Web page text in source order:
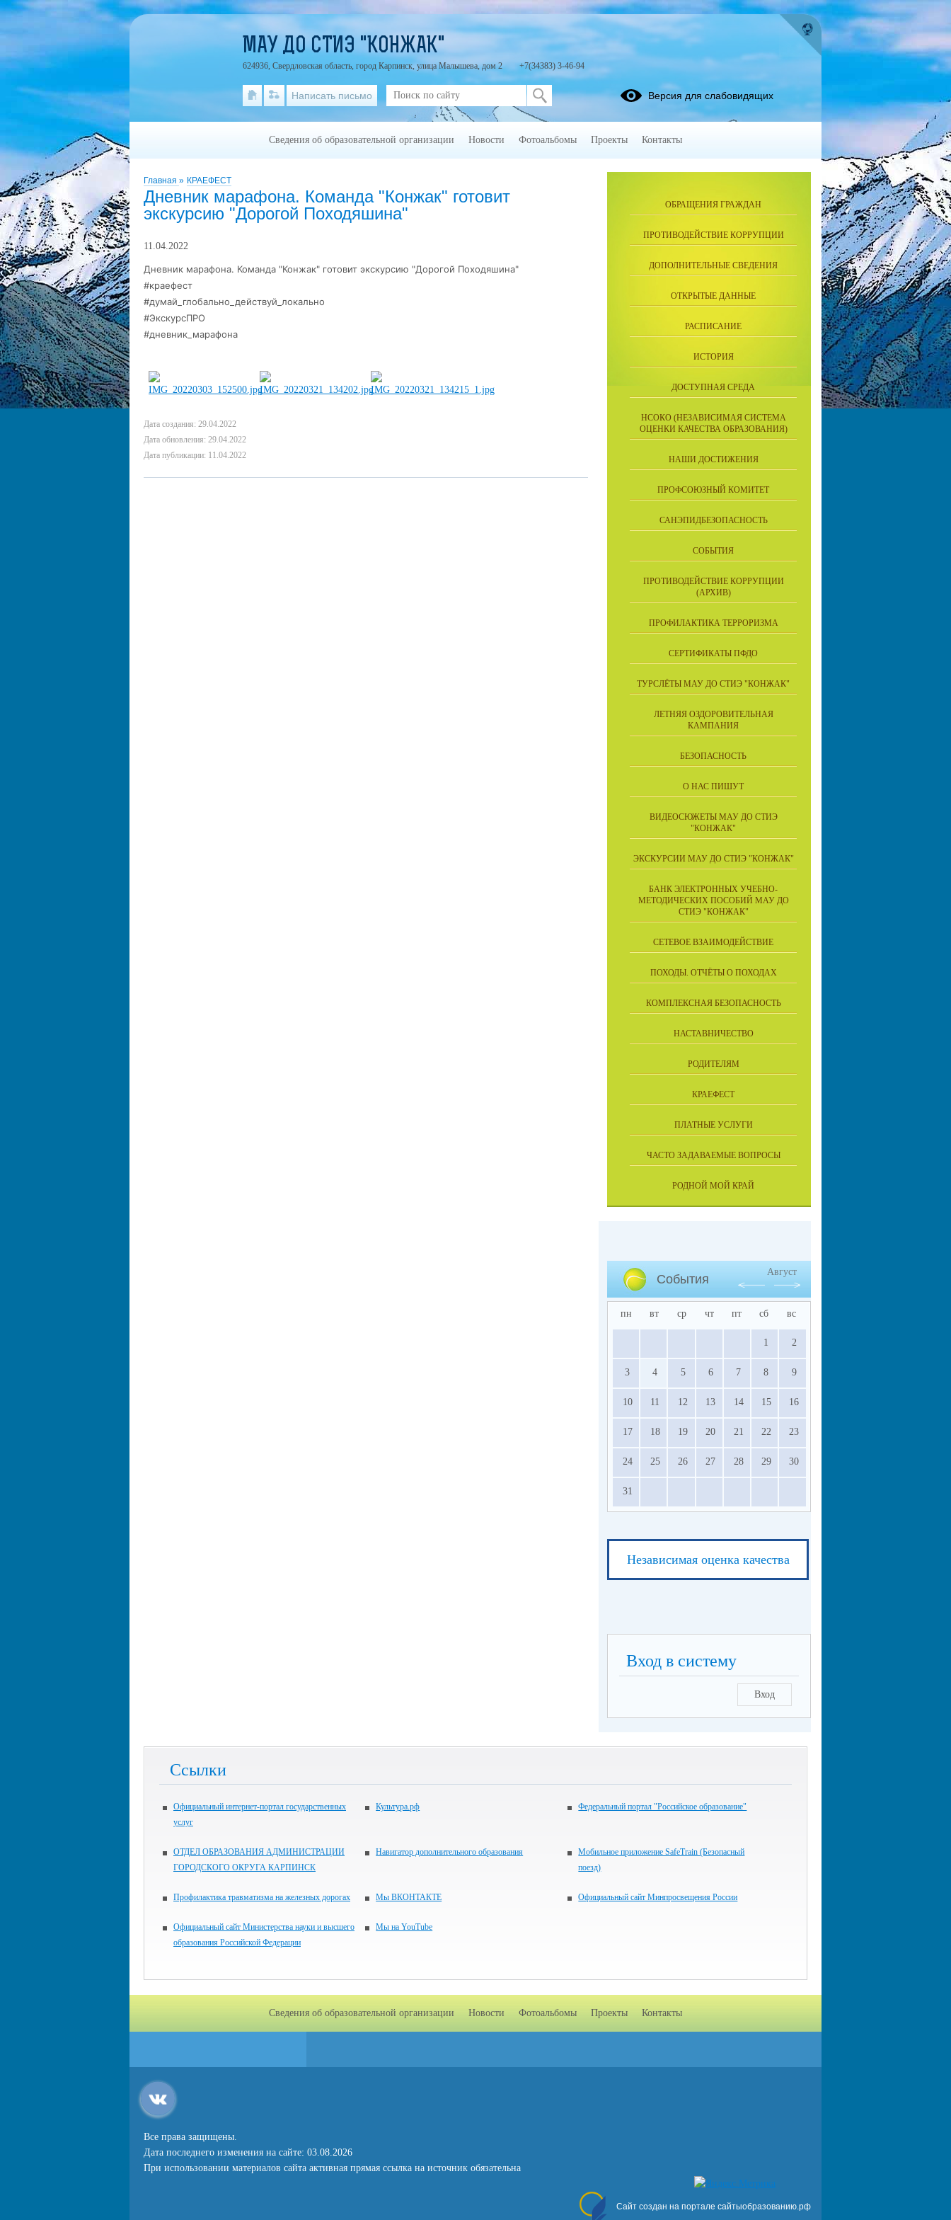
Главная » КРАЕФЕСТ
Дневник марафона. Команда "Конжак" готовит
экскурсию "Дорогой Походяшина"
11.04.2022
Дневник марафона. Команда "Конжак" готовит экскурсию "Дорогой Походяшина"
#краефест
#думай_глобально_действуй_локально
#ЭкскурсПРО
#дневник_марафона
Дата создания: 29.04.2022
Дата обновления: 29.04.2022
Дата публикации: 11.04.2022
ОБРАЩЕНИЯ ГРАЖДАН
ПРОТИВОДЕЙСТВИЕ КОРРУПЦИИ
ДОПОЛНИТЕЛЬНЫЕ СВЕДЕНИЯ
ОТКРЫТЫЕ ДАННЫЕ
РАСПИСАНИЕ
ИСТОРИЯ
ДОСТУПНАЯ СРЕДА
НСОКО (НЕЗАВИСИМАЯ СИСТЕМА
ОЦЕНКИ КАЧЕСТВА ОБРАЗОВАНИЯ)
НАШИ ДОСТИЖЕНИЯ
ПРОФСОЮЗНЫЙ КОМИТЕТ
САНЭПИДБЕЗОПАСНОСТЬ
СОБЫТИЯ
ПРОТИВОДЕЙСТВИЕ КОРРУПЦИИ
(АРХИВ)
ПРОФИЛАКТИКА ТЕРРОРИЗМА
СЕРТИФИКАТЫ ПФДО
ТУРСЛЁТЫ МАУ ДО СТИЭ "КОНЖАК"
ЛЕТНЯЯ ОЗДОРОВИТЕЛЬНАЯ
КАМПАНИЯ
БЕЗОПАСНОСТЬ
О НАС ПИШУТ
ВИДЕОСЮЖЕТЫ МАУ ДО СТИЭ
"КОНЖАК"
ЭКСКУРСИИ МАУ ДО СТИЭ "КОНЖАК"
БАНК ЭЛЕКТРОННЫХ УЧЕБНО-
МЕТОДИЧЕСКИХ ПОСОБИЙ МАУ ДО
СТИЭ "КОНЖАК"
СЕТЕВОЕ ВЗАИМОДЕЙСТВИЕ
ПОХОДЫ. ОТЧЁТЫ О ПОХОДАХ
КОМПЛЕКСНАЯ БЕЗОПАСНОСТЬ
НАСТАВНИЧЕСТВО
РОДИТЕЛЯМ
КРАЕФЕСТ
ПЛАТНЫЕ УСЛУГИ
ЧАСТО ЗАДАВАЕМЫЕ ВОПРОСЫ
РОДНОЙ МОЙ КРАЙ
События
Август
пн вт ср чт пт сб вс
1 2
3 4 5 6 7 8 9
10 11 12 13 14 15 16
17 18 19 20 21 22 23
24 25 26 27 28 29 30
31
Независимая оценка качества
Вход в систему
Вход
Ссылки
Официальный интернет-портал государственных
услуг
Культура.рф Федеральный портал "Российское образование"
ОТДЕЛ ОБРАЗОВАНИЯ АДМИНИСТРАЦИИ
ГОРОДСКОГО ОКРУГА КАРПИНСК
Навигатор дополнительного образования
Мобильное приложение SafeTrain (Безопасный
поезд)
Профилактика травматизма на железных дорогах Мы ВКОНТАКТЕ Официальный сайт Минпросвещения России
Официальный сайт Министерства науки и высшего
образования Российской Федерации
Мы на YouTube
МАУ ДО СТИЭ "КОНЖАК"
624936, Свердловская область, город Карпинск, улица Малышева, дом 2 +7(34383) 3-46-94
Написать письмо Версия для слабовидящих
Сведения об образовательной организации Новости Фотоальбомы Проекты Контакты
Сведения об образовательной организации Новости Фотоальбомы Проекты Контакты
Все права защищены.
Дата последнего изменения на сайте: 03.08.2026
При использовании материалов сайта активная прямая ссылка на источник обязательна
Сайт создан на портале сайтыобразованию.рф